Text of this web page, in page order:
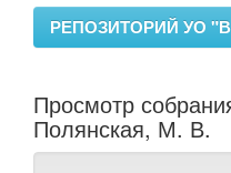
РЕПОЗИТОРИЙ УО
Просмотр
Полянская, М. В.